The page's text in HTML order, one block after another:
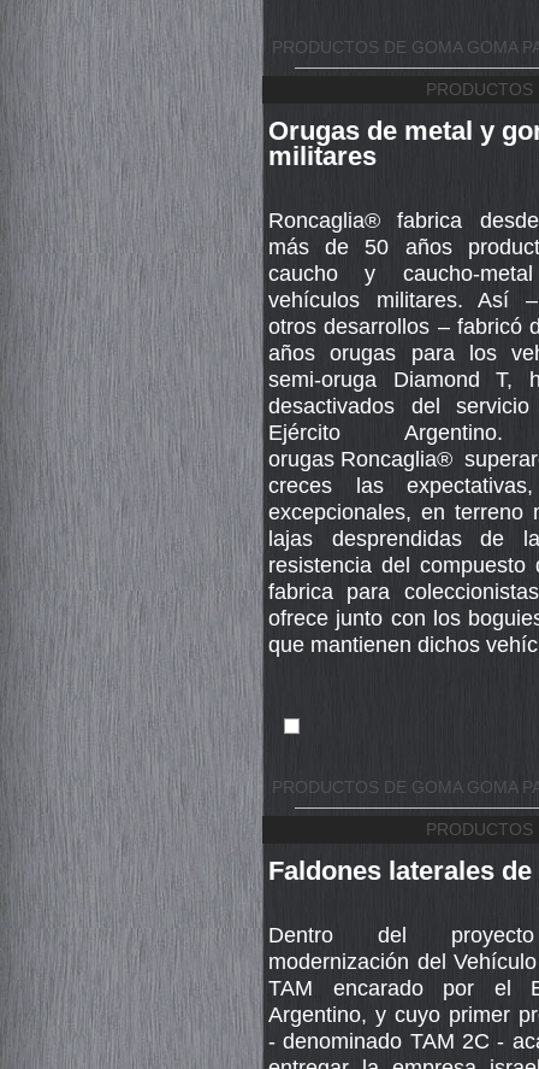
PRODUCTOS DE GOMA GOMA
PRODUCTOS
Orugas de metal y
militares
Roncaglia® fabrica
más de 50 años
caucho y caucho-
vehículos militares. Así
otros desarrollos – fabricó
años orugas para los
semi-oruga Diamond T,
desactivados del
Ejército
orugas Roncaglia®
creces las
excepcionales, en terreno
lajas desprendidas de
resistencia del
fabrica para
ofrece junto con los
que mantienen dichos
PRODUCTOS DE GOMA GOMA
PRODUCTOS
Faldones laterales
Dentro del
modernización del
TAM encarado por el
Argentino, y cuyo primer
- denominado TAM 2C -